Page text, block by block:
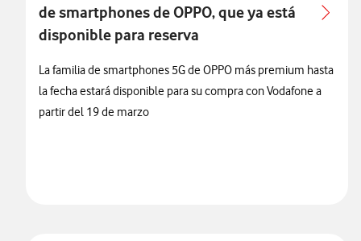
de smartphones de OPPO, que ya está
disponible para reserva
La familia de smartphones 5G de OPPO más premium hasta
la fecha estará disponible para su compra con Vodafone a
partir del 19 de marzo